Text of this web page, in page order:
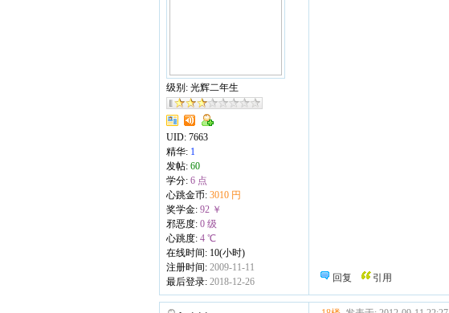
级别: 光辉二年生
UID: 7663
精华: 1
发帖: 60
学分: 6 点
心跳金币: 3010 円
奖学金: 92 ￥
邪恶度: 0 级
心跳度: 4 ℃
在线时间: 10(小时)
注册时间: 2009-11-11
最后登录: 2018-12-26 回复 引用